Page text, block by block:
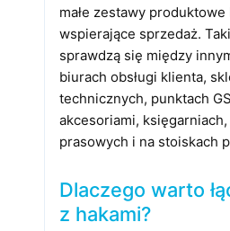
małe zestawy produktowe
wspierające sprzedaż.
sprawdzą się między
biurach obsługi klienta,
technicznych, punktach
akcesoriami,
prasowych i na stoiskach
Dlaczego warto
z hakami?